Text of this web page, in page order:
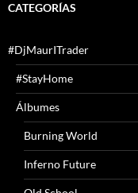
CATEGORÍAS
#DjMaurITrader
#StayHome
Álbumes
Burning World
Inferno Future